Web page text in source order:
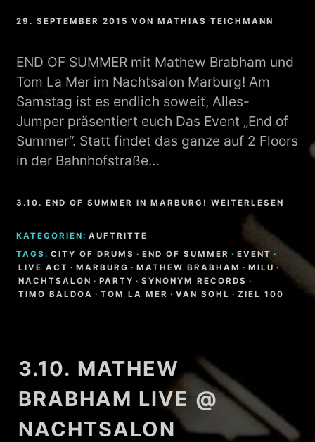
29. SEPTEMBER 2015 VONMATHIAS TEICHMANN
END OF SUMMER mit Mathew Brabham und
Tom La Mer im Nachtsalon Marburg! Am
Samstag ist es endlich soweit, Alles-
Jumper präsentiert euch Das Event „End of
Summer“. Statt findet das ganze auf 2 Floors
in der Bahnhofstraße…
3.10. END OF SUMMER IN MARBURG! WEITERLESEN
KATEGORIEN: AUFTRITTE
TAGS: CITY OF DRUMS · END OF SUMMER · EVENT ·
LIVE ACT · MARBURG · MATHEW BRABHAM · MILU ·
NACHTSALON · PARTY · SYNONYM RECORDS ·
TIMO BALDOA · TOM LA MER · VAN SOHL · ZIEL 100
3.10. MATHEW
BRABHAM LIVE @
NACHTSALON